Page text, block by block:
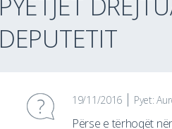
DEPUTETIT
19/11/2016 Pyet:
Përse e tërhoqët